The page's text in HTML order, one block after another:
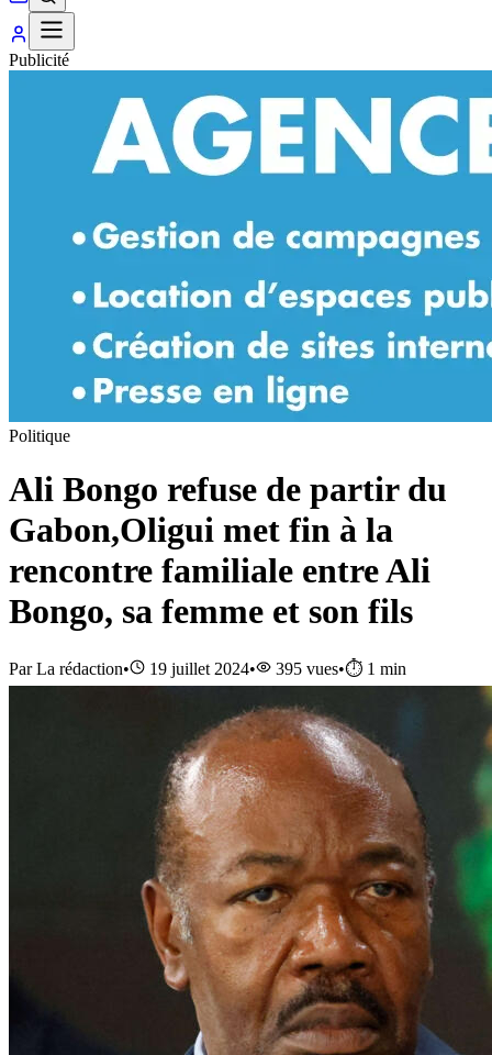
Publicité
Politique
Ali Bongo refuse de partir du
Gabon,Oligui met fin à la
rencontre familiale entre Ali
Bongo, sa femme et son fils
ParLa rédaction• 19 juillet 2024• 395 vues•⏱️ 1 min